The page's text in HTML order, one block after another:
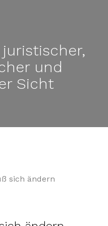
und
Sicht